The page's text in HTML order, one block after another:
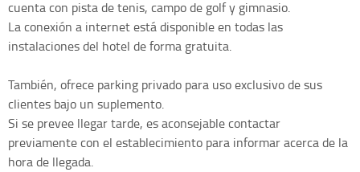
cuenta con pista de tenis, campo de golf y gimnasio.
La conexión a internet está disponible en todas las
instalaciones del hotel de forma gratuita.
También, ofrece parking privado para uso exclusivo de sus
clientes bajo un suplemento.
Si se prevee llegar tarde, es aconsejable contactar
previamente con el establecimiento para informar acerca de la
hora de llegada.